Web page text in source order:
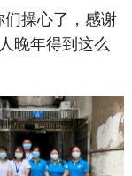
操心了，感谢
晚年得到这么